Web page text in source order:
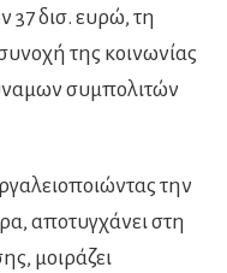
37 δισ. ευρώ, τη
της κοινωνίας
συμπολιτών
την
αποτυγχάνει στη
μοιράζει